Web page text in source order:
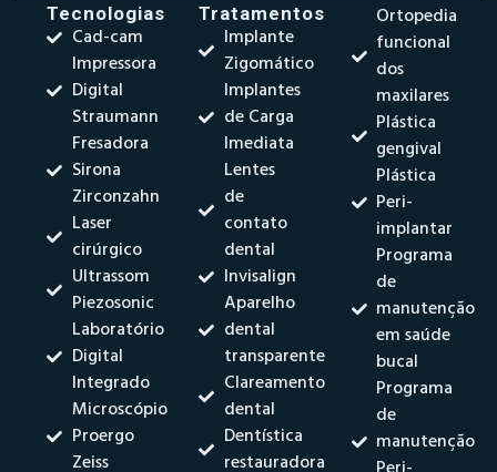
Tecnologias
Cad-cam
Impressora
Digital
Straumann
Fresadora
Sirona
Zirconzahn
Laser
cirúrgico
Ultrassom
Piezosonic
Laboratório
Digital
Integrado
Microscópio
Proergo
Zeiss
Tratamentos
Implante
Zigomático
Implantes
de Carga
Imediata
Lentes
de
contato
dental
Invisalign
Aparelho
dental
transparente
Clareamento
dental
Dentística
restauradora
Ortopedia
funcional
dos
maxilares
Plástica
gengival
Plástica
Peri-
implantar
Programa
de
manutenção
em saúde
bucal
Programa
de
manutenção